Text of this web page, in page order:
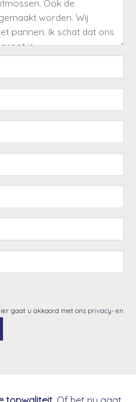
gaat u akkoord met ons privacy- en